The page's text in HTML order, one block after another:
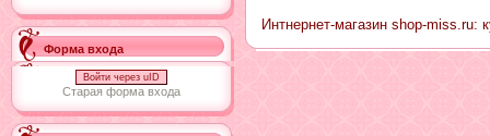
Форма входа
Войти через uID
Старая форма входа
Интнернет-магазин shop-miss.ru: